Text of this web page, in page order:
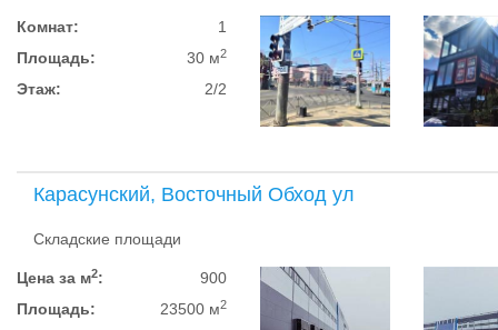
Комнат:
1
Площадь:
30 м2
Этаж: 2/2
Карасунский, Восточный Обход ул
Складские площади
Цена за м2:
900
Площадь:
23500 м2